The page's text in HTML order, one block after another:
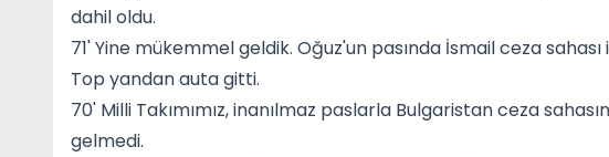
dahil oldu.
71' Yine mükemmel geldik. Oğuz'un pasında İsmail ceza
Top yandan auta gitti.
70' Milli Takımımız, inanılmaz paslarla Bulgaristan ceza
gelmedi.